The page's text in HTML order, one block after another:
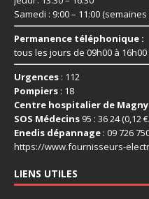
Samedi : 9:00 – 11:00
Permanence téléphonique :
tous les jours de 09h00 à
Urgences : 112
Pompiers : 18
Centre hospitalier de Magny
SOS Médecins 95 : 36 24 (0,12
Enedis dépannage : 09 726
https://www.fournisseurs-
LIENS UTILES